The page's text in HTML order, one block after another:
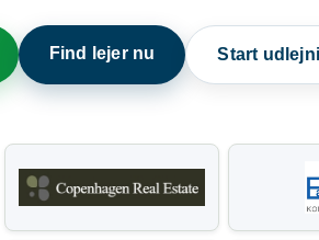
Find lejer nu Start